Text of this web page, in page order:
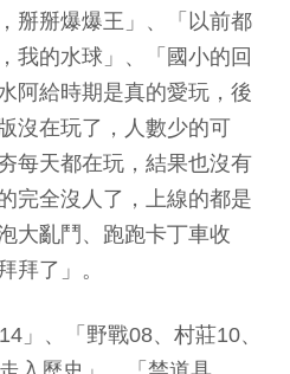
掰掰爆爆王」、「以前都
我的水球」、「國小的回
阿給時期是真的愛玩，後
沒在玩了，人數少的可
每天都在玩，結果也沒有
完全沒人了，上線的都是
大亂鬥、跑跑卡丁車收
拜了」。
」、「野戰08、村莊10、